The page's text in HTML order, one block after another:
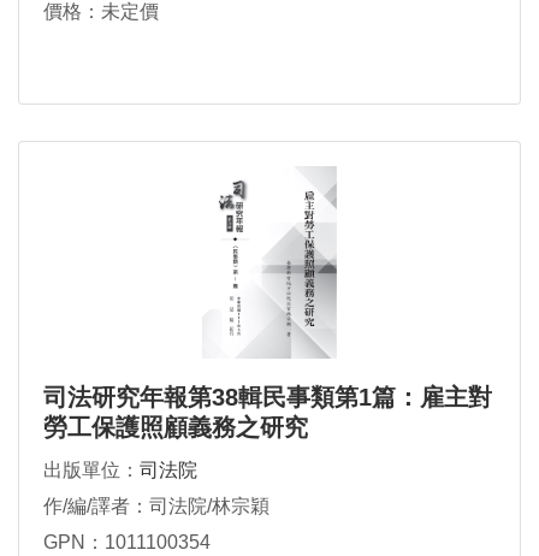
價格：未定價
司法研究年報第38輯民事類第1篇：雇主對
勞工保護照顧義務之研究
出版單位： 司法院
作/編/譯者：司法院/林宗穎
GPN：1011100354